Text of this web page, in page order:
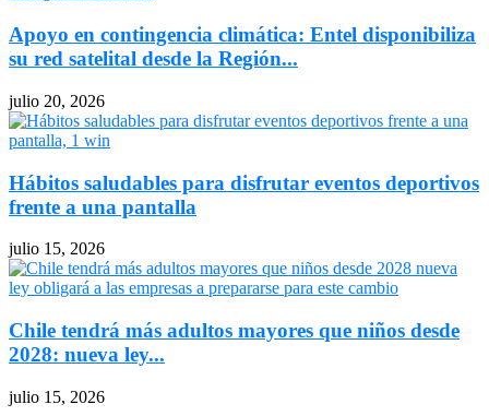
Apoyo en contingencia climática: Entel disponibiliza
su red satelital desde la Región...
julio 20, 2026
Hábitos saludables para disfrutar eventos deportivos
frente a una pantalla
julio 15, 2026
Chile tendrá más adultos mayores que niños desde
2028: nueva ley...
julio 15, 2026